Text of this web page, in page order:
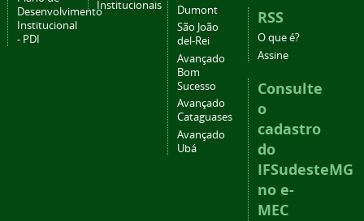
Desenvolvimento
Institucional
- PDI
Institucionais
Dumont
São João
del-Rei
Avançado
Bom
Sucesso
Avançado
Cataguases
Avançado
Ubá
RSS
O que é?
Assine
Consulte
o
cadastro
do
IFSudesteMG
no e-
MEC